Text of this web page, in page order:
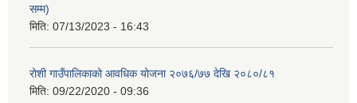
सम्म)
मिति: 07/13/2023 - 16:43
रोशी गाउँपालिकाको आवधिक योजना २०७६/७७ देखि २०८०/८१
मिति: 09/22/2020 - 09:36